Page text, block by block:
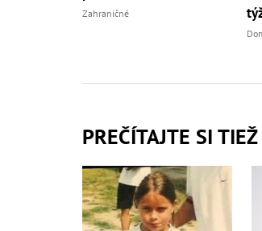
Zahraničné
PREČÍTAJTE SI TIEŽ